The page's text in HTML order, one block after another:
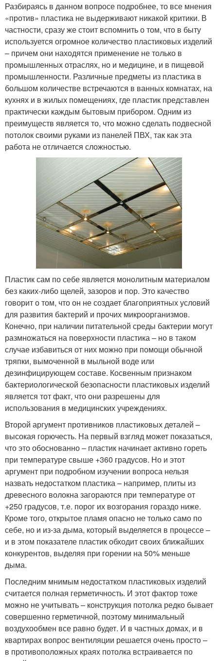
Разбираясь в данном вопросе подробнее, то все мнения
«против» пластика не выдерживают никакой критики. В
частности, сразу же стоит вспомнить о том, что в быту
используется огромное количество пластиковых изделий
– причем они находятся применение не только в
промышленных отраслях, но и медицине, и в пищевой
промышленности. Различные предметы из пластика в
большом количестве встречаются в ванных комнатах, на
кухнях и в жилых помещениях, где пластик представлен
практически каждым бытовым прибором. Одним из
преимуществ является то, что можно сделать подвесной
потолок своими руками из панелей ПВХ, так как эта
работа не отличается сложностью.
Пластик сам по себе является монолитным материалом
без каких-либо щелей, зазоров и пор. Это качество
говорит о том, что он не создает благоприятных условий
для развития бактерий и прочих микроорганизмов.
Конечно, при наличии питательной среды бактерии могут
размножаться на поверхности пластика – но в таком
случае избавиться от них можно при помощи обычной
тряпки, вымоченной в мыльной воде или
дезинфицирующем составе. Косвенным признаком
бактериологической безопасности пластиковых изделий
является тот факт, что они разрешены для
использования в медицинских учреждениях.
Второй аргумент противников пластиковых деталей –
высокая горючесть. На первый взгляд может показаться,
что это обоснованно – пластик начинает активно гореть
при температуре свыше +360 градусов. Но и этот
аргумент при подробном изучении вопроса нельзя
назвать недостатком пластика – например, плиты из
древесного волокна загораются при температуре от
+250 градусов, т.е. порог их возгорания гораздо ниже.
Кроме того, открытое пламя опасно не только само по
себе, но и из-за дыма, который выделяется в процессе –
и в этом показателе пластик обходит своих ближайших
конкурентов, выделяя при горении на 50% меньше
дыма.
Последним мнимым недостатком пластиковых изделий
считается полная герметичность. И этот фактор тоже
можно не учитывать – конструкция потолка редко бывает
совершенно герметичной, поэтому минимальный
воздухообмен все равно будет. И в частных домах, и в
квартирах вопрос вентиляции решается очень просто –
в противоположных краях потолка встраивается по